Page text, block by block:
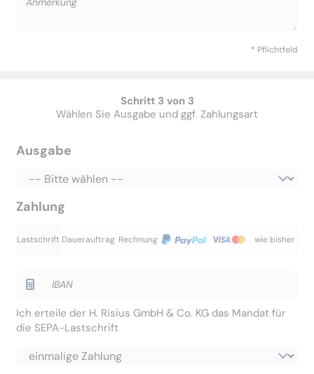
* Pflichtfeld
Schritt 3 von 3
Wählen Sie Ausgabe und ggf. Zahlungsart
Ausgabe
Zahlung
Lastschrift Dauerauftrag Rechnung wie bisher
Ich erteile der H. Risius GmbH & Co. KG das Mandat für
die SEPA-Lastschrift